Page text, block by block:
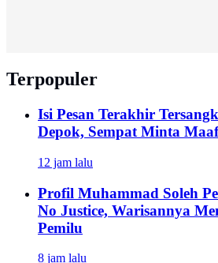
Terpopuler
Isi Pesan Terakhir
Depok, Sempat Minta
12 jam lalu
Profil Muhammad Soleh
No Justice, Warisannya
Pemilu
8 jam lalu